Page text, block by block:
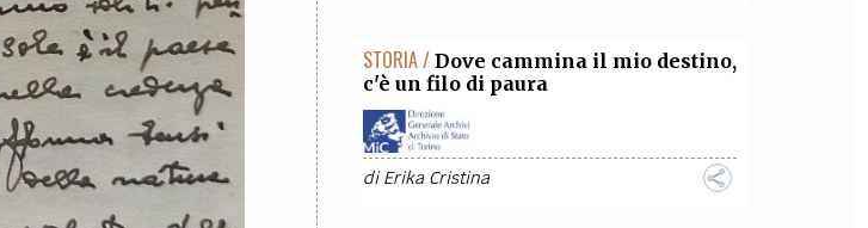
STORIA / Dove cammina il mio destino,
c'è un filo di paura
diErika Cristina